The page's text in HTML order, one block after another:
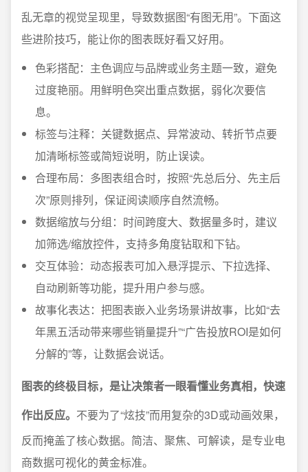
乱无章的视觉呈现里，导致数据图“有图无用”。下面这
些进阶技巧，能让你的图表既好看又好用。
色彩搭配：主色调应与品牌或业务主题一致，避免
过度艳丽。用鲜明色突出重点数据，弱化次要信
息。
标签与注释：关键数据点、异常波动、转折节点要
加清晰标签或简短说明，防止误读。
合理布局：多图表组合时，按照“先总后分、先主后
次”原则排列，保证阅读顺序自然流畅。
数据缩放与分组：时间跨度大、数据量多时，建议
加筛选/缩放控件，支持多角度钻取和下钻。
交互体验：动态报表可加入悬浮提示、下拉选择、
自动刷新等功能，提升用户参与感。
故事化表达：把图表嵌入业务场景讲故事，比如“去
年黑五活动带来哪些销量提升”“广告投放ROI是如何
分解的”等，让数据会说话。
图表的终极目标，是让决策者一眼看懂业务真相，快速
作出反应。 不要为了“炫技”而用复杂的3D或动画效果，
反而掩盖了核心数据。简洁、聚焦、可解读，是专业电
商数据可视化的黄金标准。